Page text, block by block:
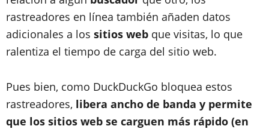
rastreadores en línea también añaden datos
adicionales a los sitios web que visitas, lo que
ralentiza el tiempo de carga del sitio web.
Pues bien, como DuckDuckGo bloquea estos
rastreadores, libera ancho de banda y permite
que los sitios web se carguen más rápido (en